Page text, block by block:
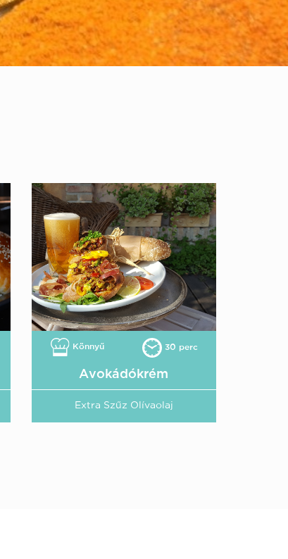
Könnyű 30 perc
Avokádókrém
Extra Szűz Olívaolaj